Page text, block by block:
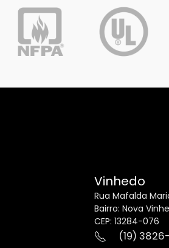
Vinhedo
Rua Mafalda
Bairro: Nova
CEP: 13284-076
(19)